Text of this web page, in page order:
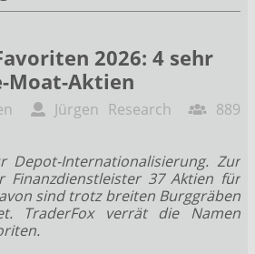
2026: 4 sehr
Moat-Aktien
Jürgen Research
889
Depot-Internationalisierung. Zur
Finanzdienstleister 37 Aktien für
sind trotz breiten Burggräben
TraderFox verrät die Namen